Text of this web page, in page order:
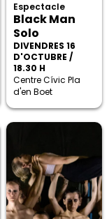
Espectacle
Black Man
Solo
DIVENDRES 16
D'OCTUBRE /
18.30 H
Centre Cívic Pla
d'en Boet